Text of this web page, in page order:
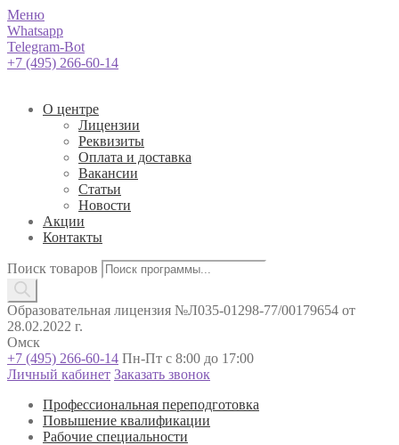
Меню
Whatsapp
Telegram-Bot
+7 (495) 266-60-14
О центре
Лицензии
Реквизиты
Оплата и доставка
Вакансии
Статьи
Новости
Акции
Контакты
Поиск товаров
Образовательная лицензия №Л035-01298-77/00179654 от
28.02.2022 г.
Омск
+7 (495) 266-60-14 Пн-Пт с 8:00 до 17:00
Личный кабинет Заказать звонок
Профессиональная переподготовка
Повышение квалификации
Рабочие специальности